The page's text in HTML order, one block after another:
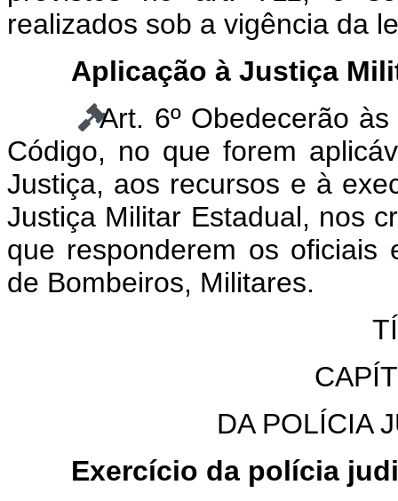
realizados sob a vigência da
Aplicação à Justiça
Art. 6º Obedecerão
Código, no que forem
Justiça, aos recursos e à
Justiça Militar Estadual, nos
que responderem os
de Bombeiros, Militares.
DA POLÍCIA
Exercício da polícia